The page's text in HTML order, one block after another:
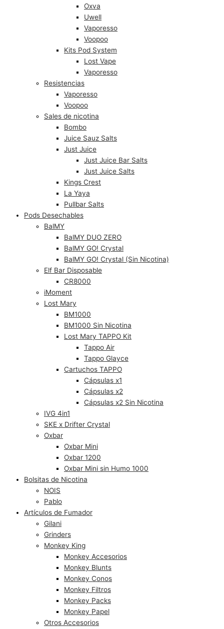
Oxva
Uwell
Vaporesso
Voopoo
Kits Pod System
Lost Vape
Vaporesso
Resistencias
Vaporesso
Voopoo
Sales de nicotina
Bombo
Juice Sauz Salts
Just Juice
Just Juice Bar Salts
Just Juice Salts
Kings Crest
La Yaya
Pullbar Salts
Pods Desechables
BalMY
BalMY DUO ZERO
BalMY GO! Crystal
BalMY GO! Crystal (Sin Nicotina)
Elf Bar Disposable
CR8000
iMoment
Lost Mary
BM1000
BM1000 Sin Nicotina
Lost Mary TAPPO Kit
Tappo Air
Tappo Glayce
Cartuchos TAPPO
Cápsulas x1
Cápsulas x2
Cápsulas x2 Sin Nicotina
IVG 4in1
SKE x Drifter Crystal
Oxbar
Oxbar Mini
Oxbar 1200
Oxbar Mini sin Humo 1000
Bolsitas de Nicotina
NOIS
Pablo
Artículos de Fumador
Gilani
Grinders
Monkey King
Monkey Accesorios
Monkey Blunts
Monkey Conos
Monkey Filtros
Monkey Packs
Monkey Papel
Otros Accesorios